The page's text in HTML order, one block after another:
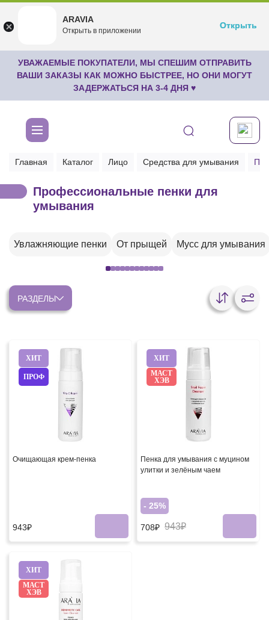
undefined
Бесплатноru.aravia.new
Открыть
УВАЖАЕМЫЕ ПОКУПАТЕЛИ, МЫ СПЕШИМ ОТПРАВИТЬ
ВАШИ ЗАКАЗЫ КАК МОЖНО БЫСТРЕЕ, НО ОНИ МОГУТ
ЗАДЕРЖАТЬСЯ НА 3-4 ДНЯ ♥
Главная Каталог Лицо Средства для умывания
Профессиональные пенки для
умывания
Увлажняющие пенки От прыщей Мусс для умывания
РАЗДЕЛЫ
ХИТ
ПРОФ
Очищающая крем-пенка
943₽
ХИТ
МАСТ
ХЭВ
Пенка для умывания с муцином
улитки и зелёным чаем
- 25%
708₽ 943₽
ХИТ
МАСТ
ХЭВ
ARAVIA
Открыть в приложении
Открыть